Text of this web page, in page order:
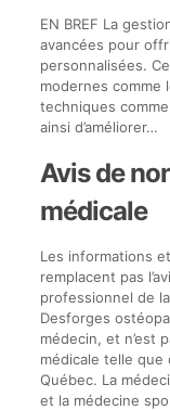
EN BREF La
avancées pour
personnalisées.
modernes comme
techniques
ainsi d’améliorer…
Avis de
médicale
Les informations
remplacent pas
professionnel de
Desforges
médecin, et n’est
médicale telle que
Québec. La
et la médecine